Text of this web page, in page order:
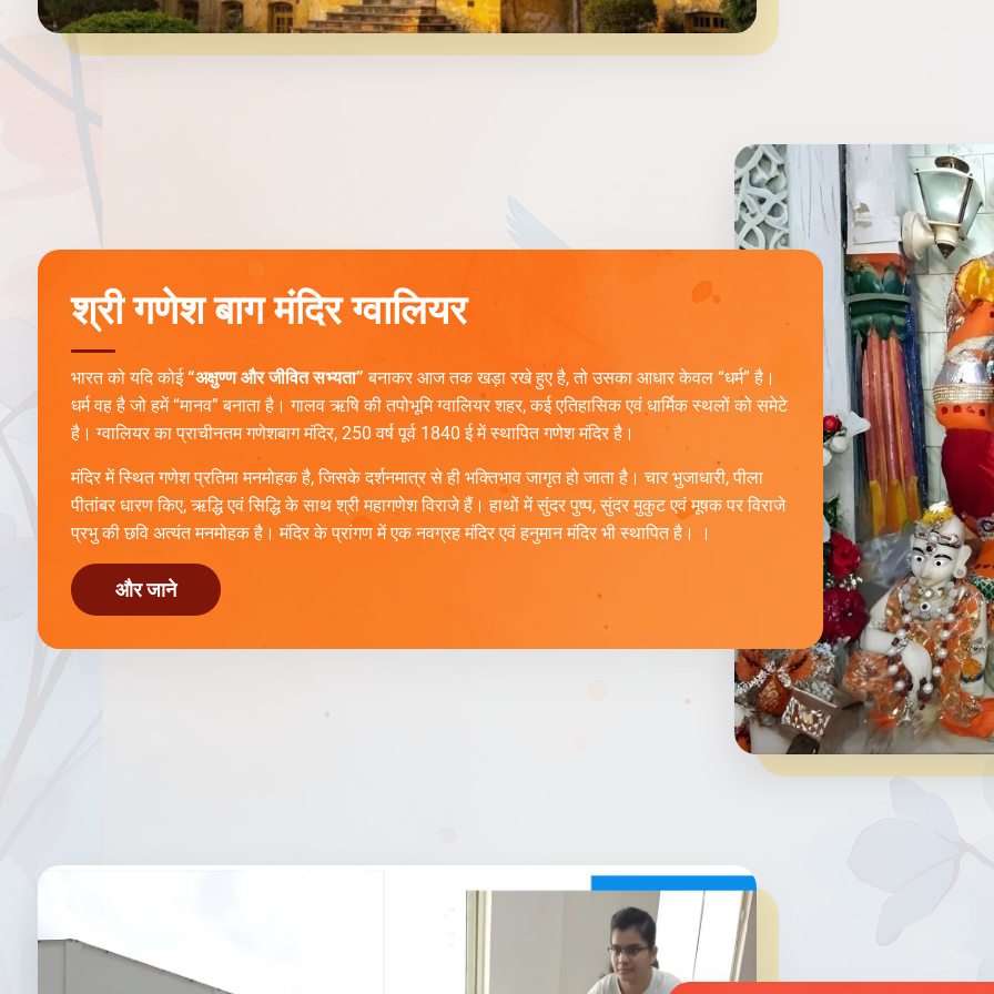
श्री गणेश बाग मंदिर ग्वालियर
भारत को यदि कोई“अक्षुण्ण और जीवित सभ्यता”बनाकर आज तक खड़ा रखे हुए है, तो उसका आधार केवल “धर्म” है।
धर्म वह है जो हमें “मानव” बनाता है। गालव ऋषि की तपोभूमि ग्वालियर शहर, कई एतिहासिक एवं धार्मिक स्थलों को समेटे
है। ग्वालियर का प्राचीनतम गणेशबाग मंदिर, 250 वर्ष पूर्व 1840 ई में स्थापित गणेश मंदिर है।
मंदिर में स्थित गणेश प्रतिमा मनमोहक है, जिसके दर्शनमात्र से ही भक्तिभाव जागृत हो जाता है। चार भुजाधारी, पीला
पीतांबर धारण किए, ऋद्धि एवं सिद्धि के साथ श्री महागणेश विराजे हैं। हाथों में सुंदर पुष्प, सुंदर मुकुट एवं मूषक पर विराजे
प्रभु की छवि अत्यंत मनमोहक है। मंदिर के प्रांगण में एक नवग्रह मंदिर एवं हनुमान मंदिर भी स्थापित है। ।
और जाने